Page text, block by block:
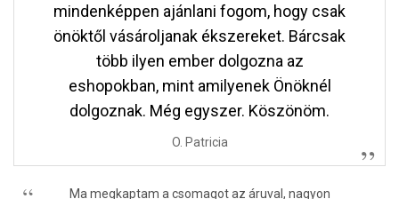
mindenképpen ajánlani fogom, hogy csak
önöktől vásároljanak ékszereket. Bárcsak
több ilyen ember dolgozna az
eshopokban, mint amilyenek Önöknél
dolgoznak. Még egyszer. Köszönöm.
O. Patricia
Ma megkaptam a csomagot az áruval, nagyon